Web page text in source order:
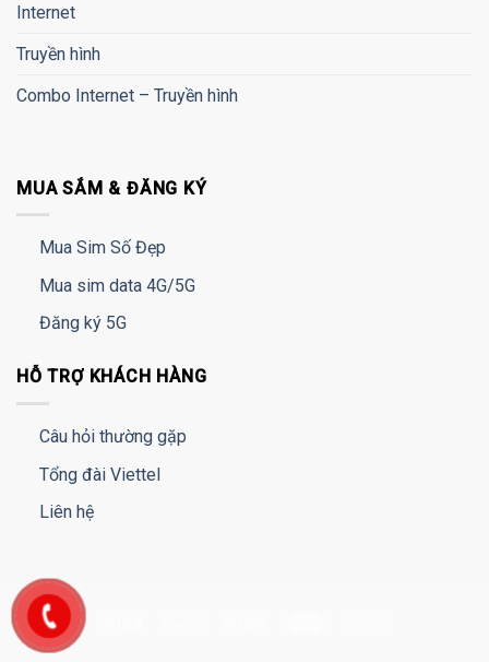
Internet
Truyền hình
Combo Internet – Truyền hình
MUA SẮM & ĐĂNG KÝ
Mua Sim Số Đẹp
Mua sim data 4G/5G
Đăng ký 5G
HỖ TRỢ KHÁCH HÀNG
Câu hỏi thường gặp
Tổng đài Viettel
Liên hệ